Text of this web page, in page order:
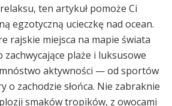
ten artykuł pomoże Ci
egzotyczną ucieczkę nad ocean.
rajskie miejsca na mapie świata
plaże i luksusowe
aktywności — od sportów
o zachodzie słońca. Nie zabraknie
smaków tropików, z owocami